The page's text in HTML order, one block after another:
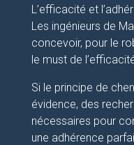
L’efficacité et
Les ingénieurs de
concevoir, pour le
le must de
Si le principe de
évidence, des
nécessaires pour
une adhérence